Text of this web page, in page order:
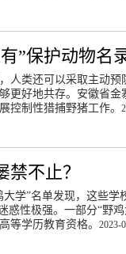
”保护动物名
人类还可以采取主动
更好地共存。安徽省
控制性猎捕野猪工作。
禁不止？
大学”名单发现，这些
惑性极强。一部分“野
等学历教育资格。 2023-